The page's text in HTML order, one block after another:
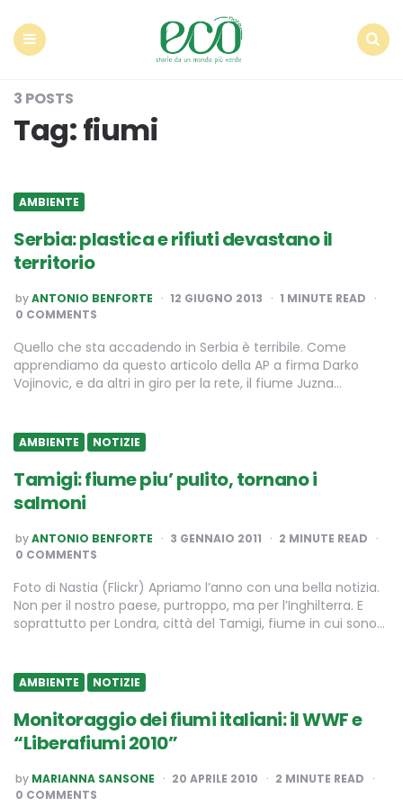
3 POSTS
Tag:fiumi
AMBIENTE
Serbia: plastica e rifiuti devastano il
territorio
POSTED
BY
byANTONIO BENFORTE 12 GIUGNO 2013 1 MINUTE READ
0 COMMENTS
Quello che sta accadendo in Serbia è terribile. Come
apprendiamo da questo articolo della AP a firma Darko
Vojinovic, e da altri in giro per la rete, il fiume Juzna…
AMBIENTE NOTIZIE
Tamigi: fiume piu’ pulito, tornano i
salmoni
POSTED
BY
byANTONIO BENFORTE 3 GENNAIO 2011 2 MINUTE READ
0 COMMENTS
Foto di Nastia (Flickr) Apriamo l’anno con una bella notizia.
Non per il nostro paese, purtroppo, ma per l’Inghilterra. E
soprattutto per Londra, città del Tamigi, fiume in cui sono…
AMBIENTE NOTIZIE
Monitoraggio dei fiumi italiani: il WWF e
“Liberafiumi 2010”
POSTED
BY
by MARIANNA SANSONE 20 APRILE 2010 2 MINUTE READ
0 COMMENTS